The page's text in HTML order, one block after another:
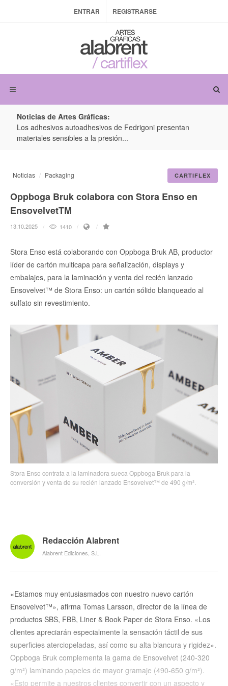
ENTRAR REGISTRARSE
Noticias de Artes Gráficas:
Los adhesivos autoadhesivos de Fedrigoni presentan
materiales sensibles a la presión...
CARTIFLEX
Noticias Packaging
Oppboga Bruk colabora con Stora Enso en
EnsovelvetTM
13.10.2025 1410
Stora Enso está colaborando con Oppboga Bruk AB, productor
líder de cartón multicapa para señalización, displays y
embalajes, para la laminación y venta del recién lanzado
Ensovelvet™ de Stora Enso: un cartón sólido blanqueado al
sulfato sin revestimiento.
Stora Enso contrata a la laminadora sueca Oppboga Bruk para la
conversión y venta de su recién lanzado Ensovelvet™ de 490 g/m².
Redacción Alabrent
Alabrent Ediciones, S.L.
«Estamos muy entusiasmados con nuestro nuevo cartón
Ensovelvet™», afirma Tomas Larsson, director de la línea de
productos SBS, FBB, Liner & Book Paper de Stora Enso. «Los
clientes apreciarán especialmente la sensación táctil de sus
superficies aterciopeladas, así como su alta blancura y rigidez».
Oppboga Bruk complementa la gama de Ensovelvet (240-320
g/m²) laminando papeles de mayor gramaje (490-650 g/m²).
«Esto permite a nuestros clientes convertir con un aspecto y